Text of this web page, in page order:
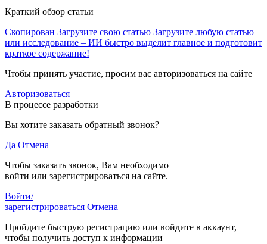
Краткий обзор статьи
Скопирован Загрузите свою статью Загрузите любую статью
или исследование – ИИ быстро выделит главное и подготовит
краткое содержание!
Чтобы принять участие, просим вас авторизоваться на сайте
Авторизоваться
В процессе разработки
Вы хотите заказать обратный звонок?
Да Отмена
Чтобы заказать звонок, Вам необходимо
войти или зарегистрироваться на сайте.
Войти/
зарегистрироваться Отмена
Пройдите быструю регистрацию или войдите в аккаунт,
чтобы получить доступ к информации